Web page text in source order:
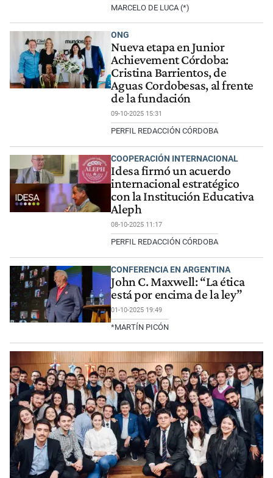
MARCELO DE LUCA (*)
ONG
Nueva etapa en Junior
Achievement Córdoba:
Cristina Barrientos, de
Aguas Cordobesas, al frente
de la fundación
09-10-2025 15:31
PERFIL REDACCIÓN CÓRDOBA
COOPERACIÓN INTERNACIONAL
Idesa firmó un acuerdo
internacional estratégico
con la Institución Educativa
Aleph
08-10-2025 11:17
PERFIL REDACCIÓN CÓRDOBA
CONFERENCIA EN ARGENTINA
John C. Maxwell: “La ética
está por encima de la ley”
01-10-2025 19:49
*MARTÍN PICÓN